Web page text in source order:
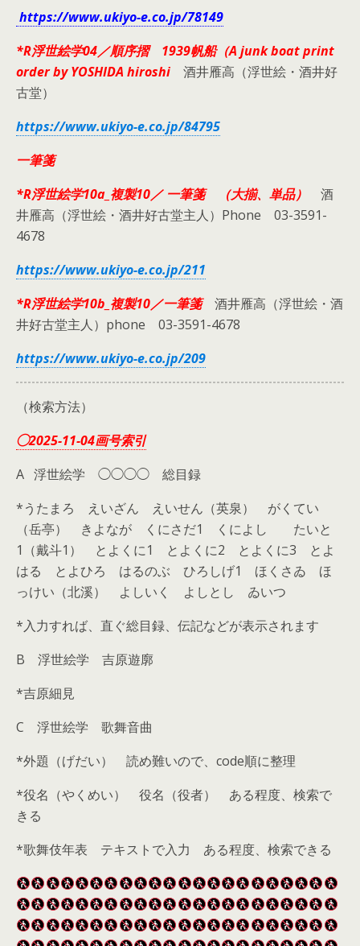
https://www.ukiyo-e.co.jp/78149
*R浮世絵学04／順序摺 1939帆船（A junk boat print
order by YOSHIDA hiroshi 酒井雁高（浮世絵・酒井好
古堂）
https://www.ukiyo-e.co.jp/84795
一筆箋
*R浮世絵学10a_複製10／ 一筆箋 （大揃、単品）
酒
井雁高（浮世絵・酒井好古堂主人）Phone 03-3591-
4678
https://www.ukiyo-e.co.jp/211
*R浮世絵学10b_複製10／一筆箋 酒井雁高（浮世絵・酒
井好古堂主人）phone 03-3591-4678
https://www.ukiyo-e.co.jp/209
（検索方法）
◯2025-11-04画号索引
A 浮世絵学 ◯◯◯◯ 総目録
*うたまろ えいざん えいせん（英泉） がくてい
（岳亭） きよなが くにさだ1 くによし たいと
1（戴斗1） とよくに1 とよくに2 とよくに3 とよ
はる とよひろ はるのぶ ひろしげ1 ほくさゐ ほ
っけい（北溪） よしいく よしとし ゐいつ
*入力すれば、直ぐ総目録、伝記などが表示されます
B 浮世絵学 吉原遊廓
*吉原細見
C 浮世絵学 歌舞音曲
*外題（げだい） 読め難いので、code順に整理
*役名（やくめい） 役名（役者） ある程度、検索で
きる
*歌舞伎年表 テキストで入力 ある程度、検索できる